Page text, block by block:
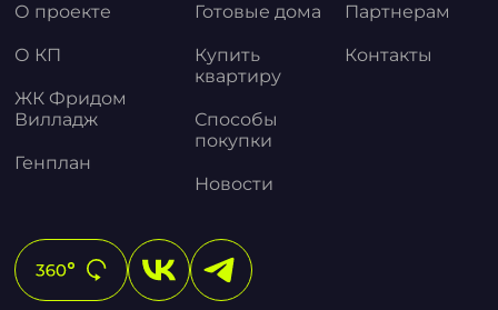
О проекте
О КП
ЖК Фридом
Вилладж
Генплан
Готовые дома
Купить
квартиру
Способы
покупки
Новости
Партнерам
Контакты